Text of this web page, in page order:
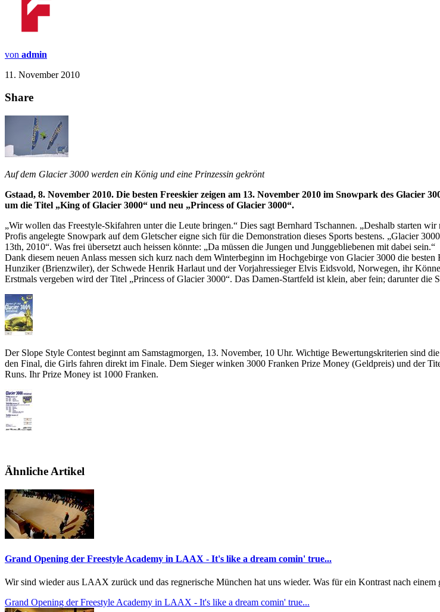
von admin
11. November 2010
Share
Auf dem Glacier 3000 werden ein König und eine Prinzessin gekrönt
Gstaad, 8. November 2010. Die besten Freeskier zeigen am 13. November 2010 im Snowpark des
um die Titel „King of Glacier 3000“ und neu „Princess of Glacier 3000“.
„Wir wollen das Freestyle-Skifahren unter die Leute bringen.“ Dies sagt Bernhard Tschannen. „Deshalb starten
Profis angelegte Snowpark auf dem Gletscher eigne sich für die Demonstration dieses Sports bestens. „Glacier
13th, 2010“. Was frei übersetzt auch heissen könnte: „Da müssen die Jungen und Junggebliebenen mit dabei sein.“
Dank diesem neuen Anlass messen sich kurz nach dem Winterbeginn im Hochgebirge von Glacier 3000 die
Hunziker (Brienzwiler), der Schwede Henrik Harlaut und der Vorjahressieger Elvis Eidsvold, Norwegen, ihr
Erstmals vergeben wird der Titel „Princess of Glacier 3000“. Das Damen-Startfeld ist klein, aber fein; darunter
Der Slope Style Contest beginnt am Samstagmorgen, 13. November, 10 Uhr. Wichtige Bewertungskriterien sind
den Final, die Girls fahren direkt im Finale. Dem Sieger winken 3000 Franken Prize Money (Geldpreis) und der
Runs. Ihr Prize Money ist 1000 Franken.
Ähnliche Artikel
Grand Opening der Freestyle Academy in LAAX - It's like a dream comin' true...
Wir sind wieder aus LAAX zurück und das regnerische München hat uns wieder. Was für ein Kontrast nach einem
Grand Opening der Freestyle Academy in LAAX - It's like a dream comin' true...